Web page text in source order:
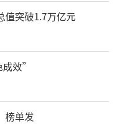
值突破1.7万亿元
效”
榜单发